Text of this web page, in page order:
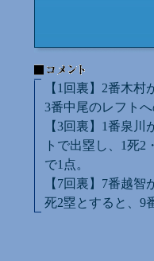
【1回裏】2番木
3番中尾のレフト
【3回裏】1番泉
トで出塁し、1死
で1点。
【7回裏】7番越
死2塁とすると、9